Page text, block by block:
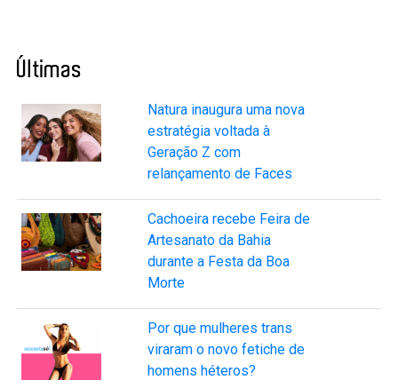
Últimas
Natura inaugura uma nova
estratégia voltada à
Geração Z com
relançamento de Faces
Cachoeira recebe Feira de
Artesanato da Bahia
durante a Festa da Boa
Morte
Por que mulheres trans
viraram o novo fetiche de
homens héteros?